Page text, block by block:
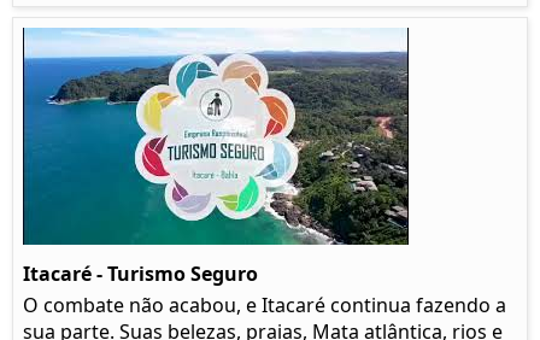
Itacaré - Turismo Seguro
O combate não acabou, e Itacaré continua fazendo a
sua parte. Suas belezas, praias, Mata atlântica, rios e